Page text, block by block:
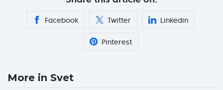
Facebook Twitter Linkedin
Pinterest
More in Svet